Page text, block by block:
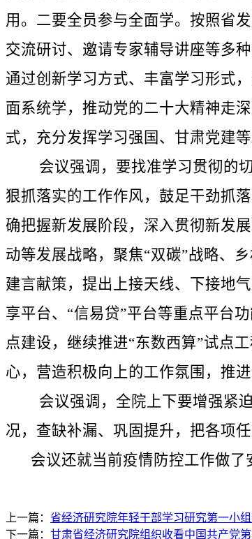
用。二要全员参与全面学。按照省
交流研讨、邀请专家辅导讲座等多
通过创新学习方式、丰富学习形式
面系统学，推动党的二十大精神走
式，充分发挥学习强国、甘肃党建
会议强调，要找准学习贯彻的切
狠抓落实的工作作风，鼓足干劲抓
确把握新发展阶段，深入贯彻新发
动等发展战略，聚焦“双碳”战略、
建言献策，提出上接天线、下接地
享平台、“信易贷”平台等重点平台
点建设，继续推进“东数西算”试点
心，营造积极向上的工作氛围，推
会议强调，全院上下要增强紧迫
况，查缺补漏、巩固提升，把各项
会议还就当前疫情防控工作做了
上一篇： 省经济研究院年轻干部学习研究第一小
下一篇： 甘肃省经济研究院组织收看中国共产党